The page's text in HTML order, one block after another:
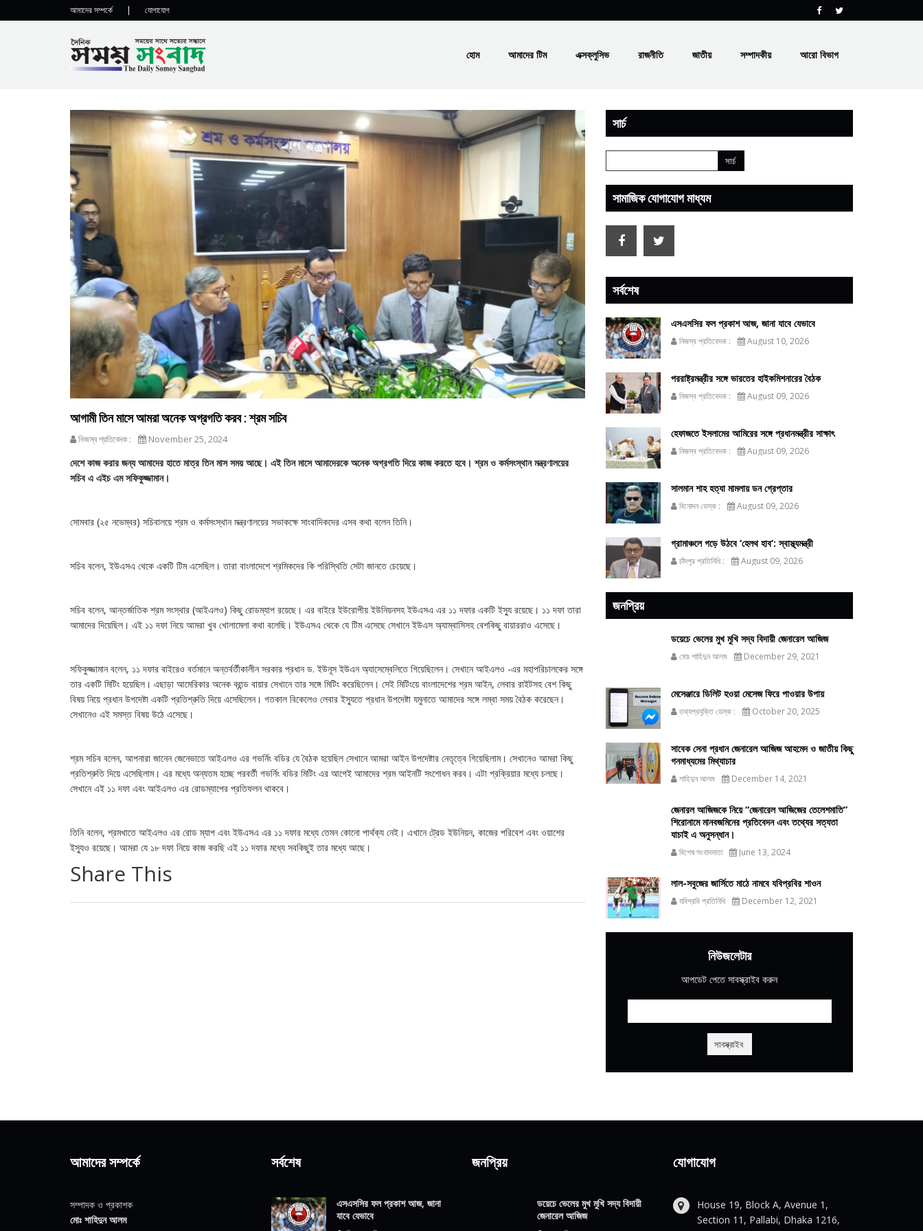
আমাদের সম্পর্কে | যোগাযোগ
হোম আমাদের টিম এক্সক্লুসিভ রাজনীতি জাতীয় সম্পাদকীয় আরো বিভাগ
আগামী তিন মাসে আমরা অনেক অগ্রগতি করব : শ্রম সচিব
নিজস্ব প্রতিবেদক : November 25, 2024
দেশে কাজ করার জন্য আমাদের হাতে মাত্র তিন মাস সময় আছে। এই তিন মাসে আমাদেরকে অনেক অগ্রগতি দিয়ে কাজ করতে হবে। শ্রম ও কর্মসংস্থান মন্ত্রণালয়ের
সচিব এ এইচ এম সফিকুজ্জামান।
সোমবার (২৫ নভেম্বর) সচিবালয়ে শ্রম ও কর্মসংস্থান মন্ত্রণালয়ের সভাকক্ষে সাংবাদিকদের এসব কথা বলেন তিনি।
সচিব বলেন, ইউএসএ থেকে একটি টিম এসেছিল। তারা বাংলাদেশে শ্রমিকদের কি পরিস্থিতি সেটা জানতে চেয়েছে।
সচিব বলেন, আন্তর্জাতিক শ্রম সংস্থার (আইএলও) কিছু রোডম্যাপ রয়েছে। এর বাইরে ইউরোপীয় ইউনিয়নসহ ইউএসএ এর ১১ দফার একটি ইস্যু রয়েছে। ১১ দফা তারা
আমাদের দিয়েছিল। এই ১১ দফা নিয়ে আমরা খুব খোলামেলা কথা বলেছি। ইউএসএ থেকে যে টিম এসেছে সেখানে ইউএস অ্যাম্বাসিসহ বেশকিছু বায়াররাও এসেছে।
সফিকুজ্জামান বলেন, ১১ দফার বাইরেও বর্তমানে অন্তর্বর্তীকালীন সরকার প্রধান ড. ইউনূস ইউএন অ্যাসেম্বেলিতে গিয়েছিলেন। সেখানে আইএলও -এর মহাপরিচালকের সঙ্গে
তার একটি মিটিং হয়েছিল। এছাড়া আমেরিকার অনেক ব্রান্ড বায়ার সেখানে তার সঙ্গে মিটিং করেছিলেন। সেই মিটিংয়ে বাংলাদেশের শ্রম আইন, লেবার রাইটসহ বেশ কিছু
বিষয় নিয়ে প্রধান উপদেষ্টা একটি প্রতিশ্রুতি দিয়ে এসেছিলেন। গতকাল বিকেলেও লেবার ইস্যুতে প্রধান উপদেষ্টা যমুনাতে আমাদের সঙ্গে লম্বা সময় বৈঠক করেছেন।
সেখানেও এই সমস্ত বিষয় উঠে এসেছে।
শ্রম সচিব বলেন, আপনারা জানেন জেনেভাতে আইএলও এর গভর্নিং বডির যে বৈঠক হয়েছিল সেখানে আমরা আইন উপদেষ্টার নেতৃত্বে গিয়েছিলাম। সেখানেও আমরা কিছু
প্রতিশ্রুতি দিয়ে এসেছিলাম। এর মধ্যে অন্যতম হচ্ছে পরবর্তী গভর্নিং বডির মিটিং এর আগেই আমাদের শ্রম আইনটি সংশোধন করব। এটা প্রক্রিয়ার মধ্যে চলছে।
সেখানে এই ১১ দফা এবং আইএলও এর রোডম্যাপের প্রতিফলন থাকবে।
তিনি বলেন, শ্রমখাতে আইএলও এর রোড ম্যাপ এবং ইউএসএ এর ১১ দফার মধ্যে তেমন কোনো পার্থক্য নেই। এখানে ট্রেড ইউনিয়ন, কাজের পরিবেশ এবং ওয়াশের
ইস্যুও রয়েছে। আমরা যে ১৮ দফা নিয়ে কাজ করছি এই ১১ দফার মধ্যে সবকিছুই তার মধ্যে আছে।
Share This
সার্চ
সামাজিক যোগাযোগ মাধ্যম
সর্বশেষ
এসএসসির ফল প্রকাশ আজ, জানা যাবে যেভাবে
নিজস্ব প্রতিবেদক : August 10, 2026
পররাষ্ট্রমন্ত্রীর সঙ্গে ভারতের হাইকমিশনারের বৈঠক
নিজস্ব প্রতিবেদক : August 09, 2026
হেফাজতে ইসলামের আমিরের সঙ্গে প্রধানমন্ত্রীর সাক্ষাৎ
নিজস্ব প্রতিবেদক : August 09, 2026
সালমান শাহ হত্যা মামলায় ডন গ্রেপ্তার
বিনোদন ডেস্ক : August 09, 2026
গ্রামাঞ্চলে গড়ে উঠবে ‘হেলথ হাব’: স্বাস্থ্যমন্ত্রী
চাঁদপুর প্রতিনিধি : August 09, 2026
জনপ্রিয়
ডয়েচে ভেলের মুখ মুখি সদ্য বিদায়ী জেনারেল আজিজ
মোঃ শাহিদুন আলম December 29, 2021
মেসেঞ্জারে ডিলিট হওয়া মেসেজ ফিরে পাওয়ার উপায়
তথ্যপ্রযুক্তি ডেস্ক : October 20, 2025
সাবেক সেনা প্রধান জেনারেল আজিজ আহমেদ ও জাতীয় কিছু
গনমাধ্যমের মিথ্যাচার
শাহিদুন আলম December 14, 2021
জেনারল আজিজকে নিয়ে “জেনারেল আজিজের তেলেশমাতি”
শিরোনামে মানবজমিনের প্রতিবেদন এবং তথ্যের সত্যতা
যাচাই এ অনুসন্ধান।
বিশেষ সংবাদদাতা June 13, 2024
লাল-সবুজের জার্সিতে মাঠে নামবে যবিপ্রবির শাওন
যবিপ্রবি প্রতিনিধি December 12, 2021
নিউজলেটার
আপডেট পেতে সাবস্ক্রাইব করুন
আমাদের সম্পর্কে
সম্পাদক ও প্রকাশক
মোঃ শাহিদুন আলম
সর্বশেষ
এসএসসির ফল প্রকাশ আজ, জানা
যাবে যেভাবে
জনপ্রিয়
ডয়েচে ভেলের মুখ মুখি সদ্য বিদায়ী
জেনারেল আজিজ
যোগাযোগ
House 19, Block A, Avenue 1,
Section 11, Pallabi, Dhaka 1216,